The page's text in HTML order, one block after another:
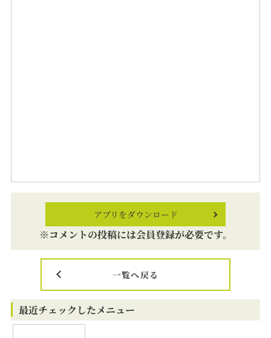
アプリをダウンロード
※コメントの投稿には会員登録が必要です。
一覧へ戻る
最近チェックしたメニュー